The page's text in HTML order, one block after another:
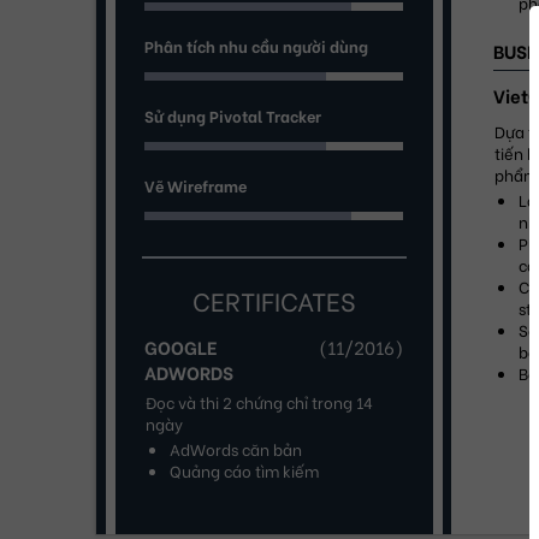
Phân tích nhu cầu người dùng
Sử dụng Pivotal Tracker
Vẽ Wireframe
CERTIFICATES
GOOGLE
ADWORDS
(11/2016)
Đọc và thi 2 chứng chỉ trong 14
ngày
AdWords căn bản
Quảng cáo tìm kiếm
VietCV
Dựa
tiến
phẩm